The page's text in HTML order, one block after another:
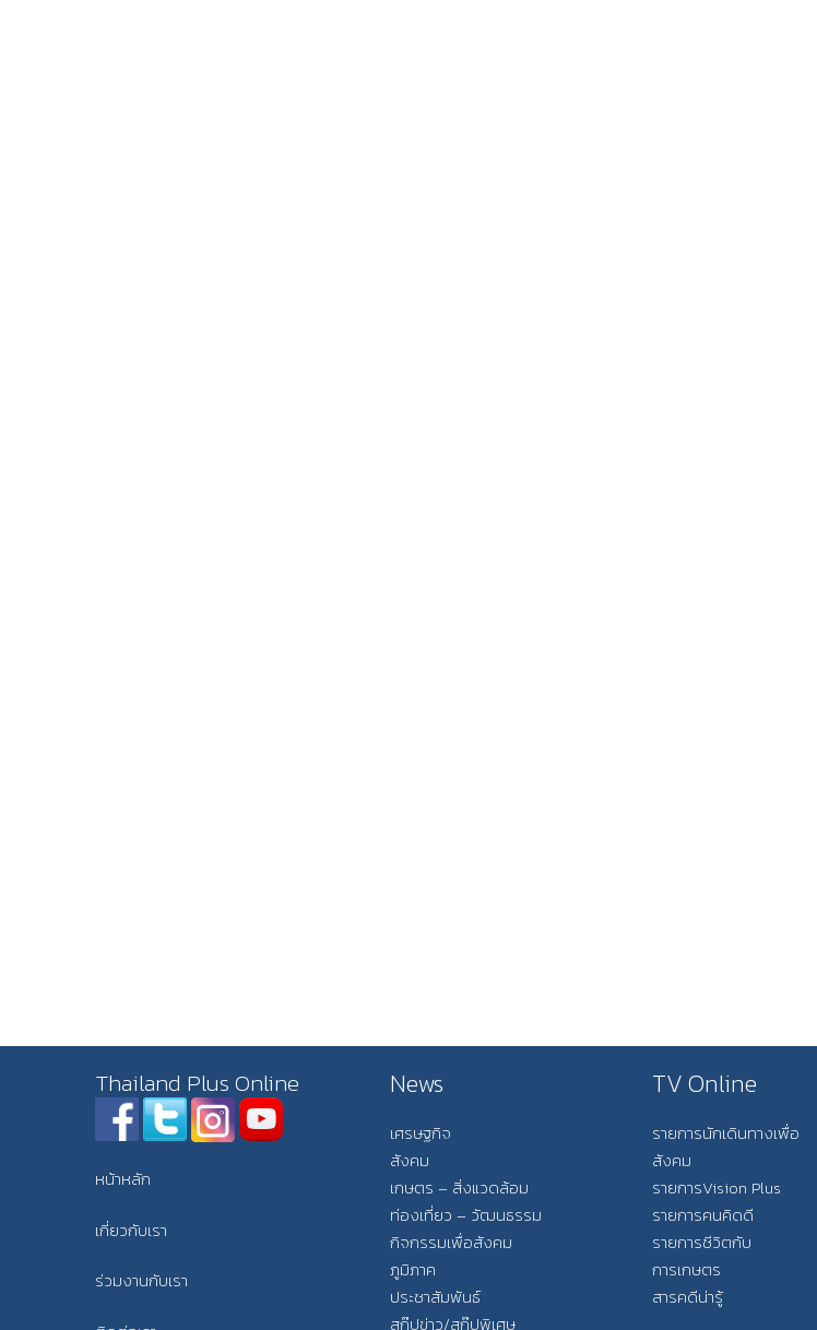
Thailand Plus Online
หน้าหลัก
เกี่ยวกับเรา
ร่วมงานกับเรา
News
เศรษฐกิจ
สังคม
เกษตร – สิ่งแวดล้อม
ท่องเที่ยว – วัฒนธรรม
กิจกรรมเพื่อสังคม
ภูมิภาค
ประชาสัมพันธ์
สกู๊ปข่าว/สกู๊ปพิเศษ
TV Online
รายการนักเดินทางเพื่อ
สังคม
รายการVision Plus
รายการคนคิดดี
รายการชีวิตกับ
การเกษตร
สารคดีน่ารู้